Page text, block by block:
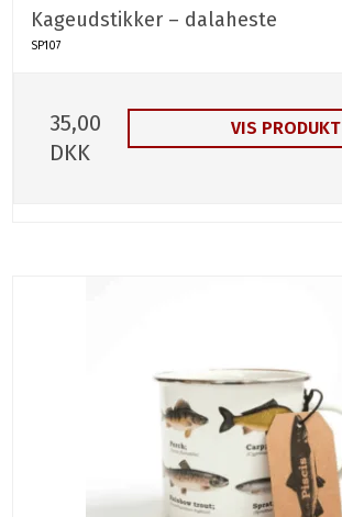
Kageudstikker – dalaheste
SP107
35,00
DKK
VIS PRODUKT